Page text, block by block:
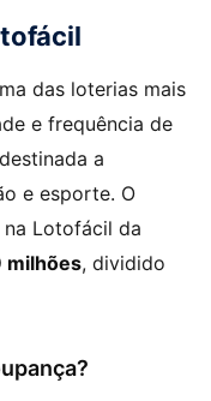
das loterias mais
e frequência de
a
e esporte. O
Lotofácil da
milhões, dividido